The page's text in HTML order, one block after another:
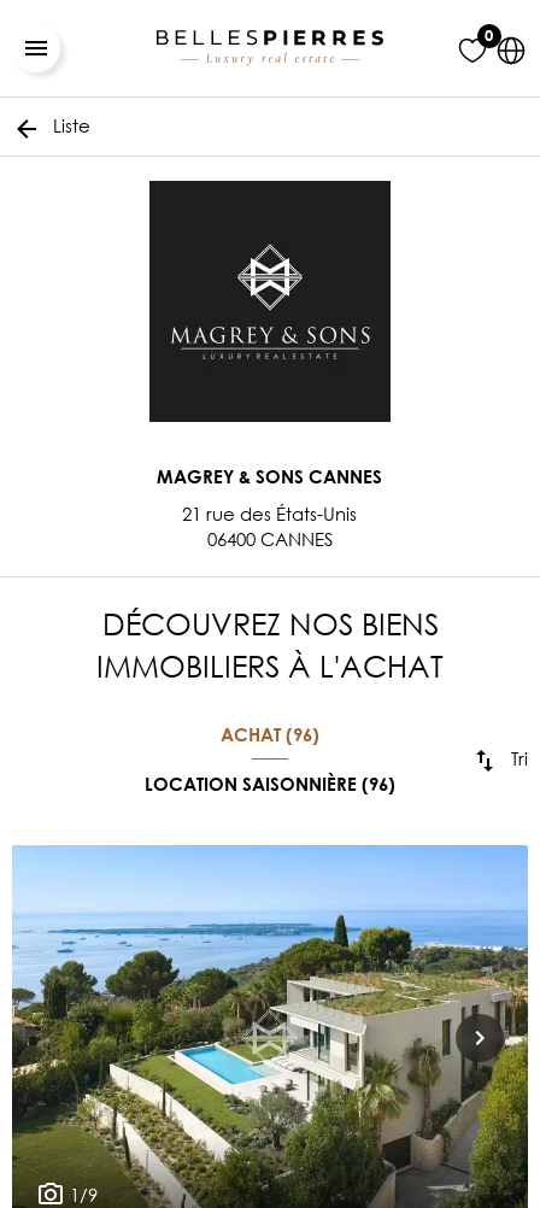
0
Liste
MAGREY & SONS CANNES
21 rue des États-Unis
06400 CANNES
DÉCOUVREZ NOS BIENS
IMMOBILIERS À L'ACHAT
ACHAT (96)
LOCATION SAISONNIÈRE (96)
Tri
1/9